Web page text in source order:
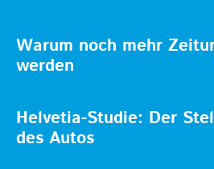
Warum noch mehr
werden
Helvetia-Studie: Der
des Autos